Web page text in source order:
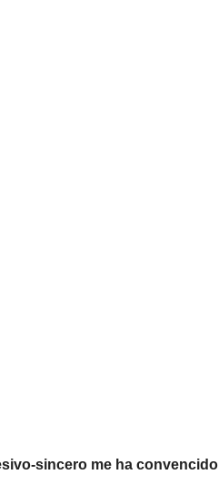
sincero me ha convencido